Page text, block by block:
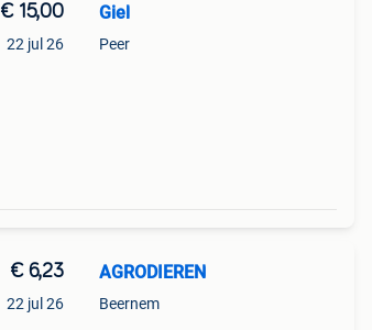
€ 15,00
22 jul 26
Giel
Peer
€ 6,23
22 jul 26
AGRODIEREN
Beernem